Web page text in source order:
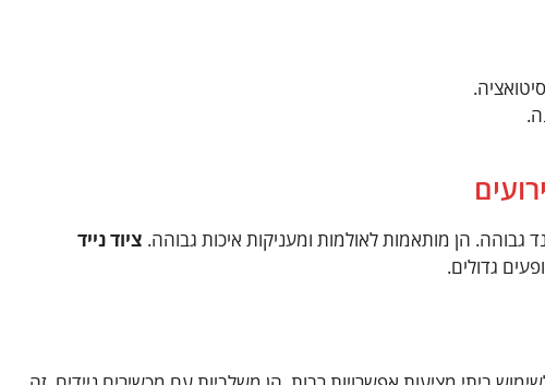
הן מותאמות לאולמות ומעניקות איכות גבוהה. ציוד נייד
גדולים.